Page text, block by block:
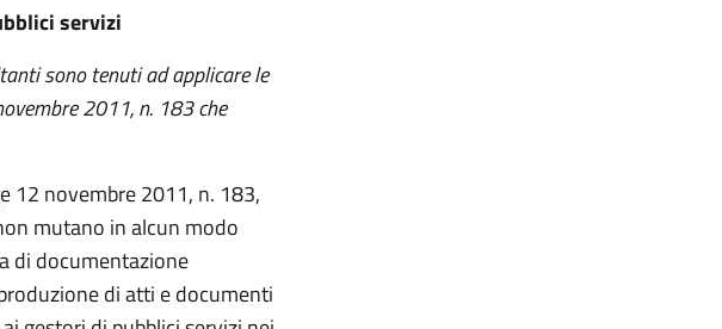
servizi
sono tenuti ad applicare le
2011, n. 183 che
12 novembre 2011, n. 183,
mutano in alcun modo
di documentazione
di atti e documenti